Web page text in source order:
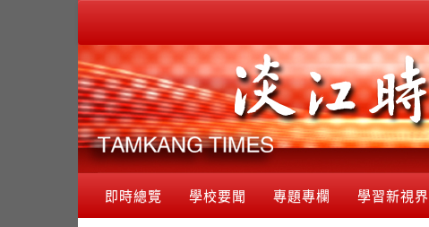
即時總覽 學校要聞 專題專欄 學習新視界